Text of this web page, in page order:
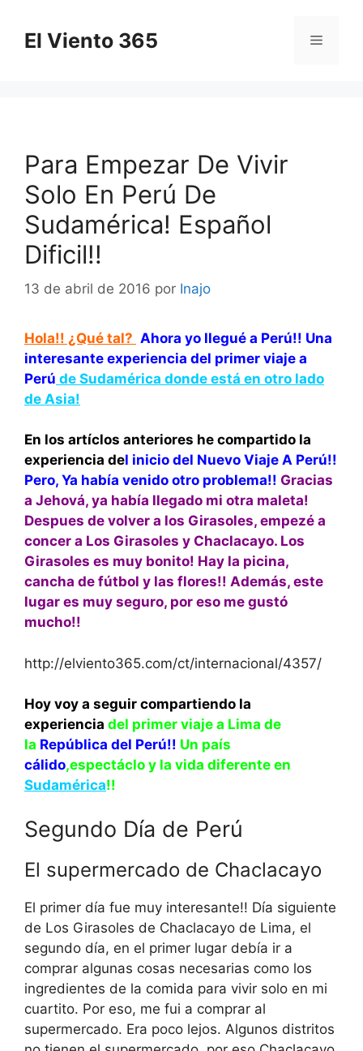
contenido
El Viento 365 Menú
Para Empezar De Vivir
Solo En Perú De
Sudamérica! Español
Dificil!!
13 de abril de 2016 por Inajo
Hola!! ¿Qué tal? Ahora yo llegué a Perú!! Una
interesante experiencia del primer viaje a
Perú de Sudamérica donde está en otro lado
de Asia!
En los artíclos anteriores he compartido la
experiencia del inicio del Nuevo Viaje A Perú!!
Pero, Ya había venido otro problema!! Gracias
a Jehová, ya había llegado mi otra maleta!
Despues de volver a los Girasoles, empezé a
concer a Los Girasoles y Chaclacayo. Los
Girasoles es muy bonito! Hay la picina,
cancha de fútbol y las flores!! Además, este
lugar es muy seguro, por eso me gustó
mucho!!
http://elviento365.com/ct/internacional/4357/
Hoy voy a seguir compartiendo la
experiencia del primer viaje a Lima de
la República del Perú!! Un país
cálido,espectáclo y la vida diferente en
Sudamérica!!
Segundo Día de Perú
El supermercado de Chaclacayo
El primer día fue muy interesante!! Día siguiente
de Los Girasoles de Chaclacayo de Lima, el
segundo día, en el primer lugar debía ir a
comprar algunas cosas necesarias como los
ingredientes de la comida para vivir solo en mi
cuartito. Por eso, me fui a comprar al
supermercado. Era poco lejos. Algunos distritos